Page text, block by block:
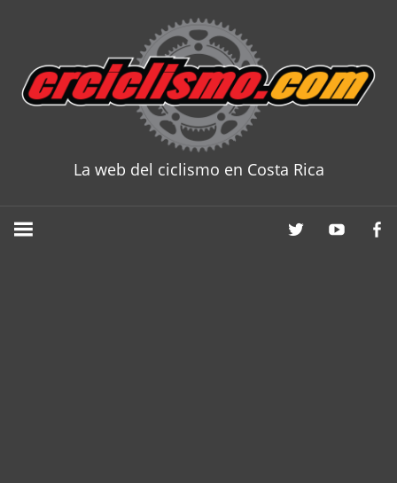
content
La web del ciclismo en Costa Rica